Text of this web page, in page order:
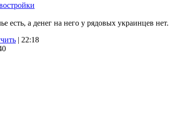
а денег на него у рядовых украинцев нет.
| 22:18